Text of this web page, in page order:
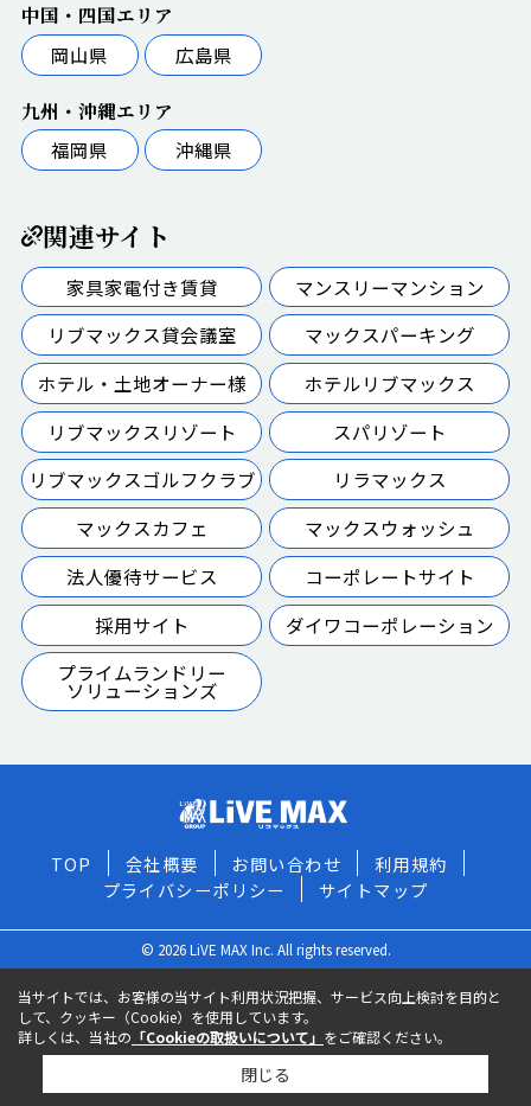
中国・四国エリア
岡山県
広島県
九州・沖縄エリア
福岡県
沖縄県
関連サイト
家具家電付き賃貸
マンスリーマンション
リブマックス貸会議室
マックスパーキング
ホテル・土地オーナー様
ホテルリブマックス
リブマックスリゾート
スパリゾート
リブマックスゴルフクラブ
リラマックス
マックスカフェ
マックスウォッシュ
法人優待サービス
コーポレートサイト
採用サイト
ダイワコーポレーション
プライムランドリー
ソリューションズ
TOP 会社概要 お問い合わせ
利用規約
プライバシーポリシー
サイトマップ
© 2026 LiVE MAX Inc. All rights reserved.
当サイトでは、お客様の当サイト利用状況把握、サービス向上検討を目的と
して、クッキー（Cookie）を使用しています。
詳しくは、当社の 「Cookieの取扱いについて」 をご確認ください。
閉じる